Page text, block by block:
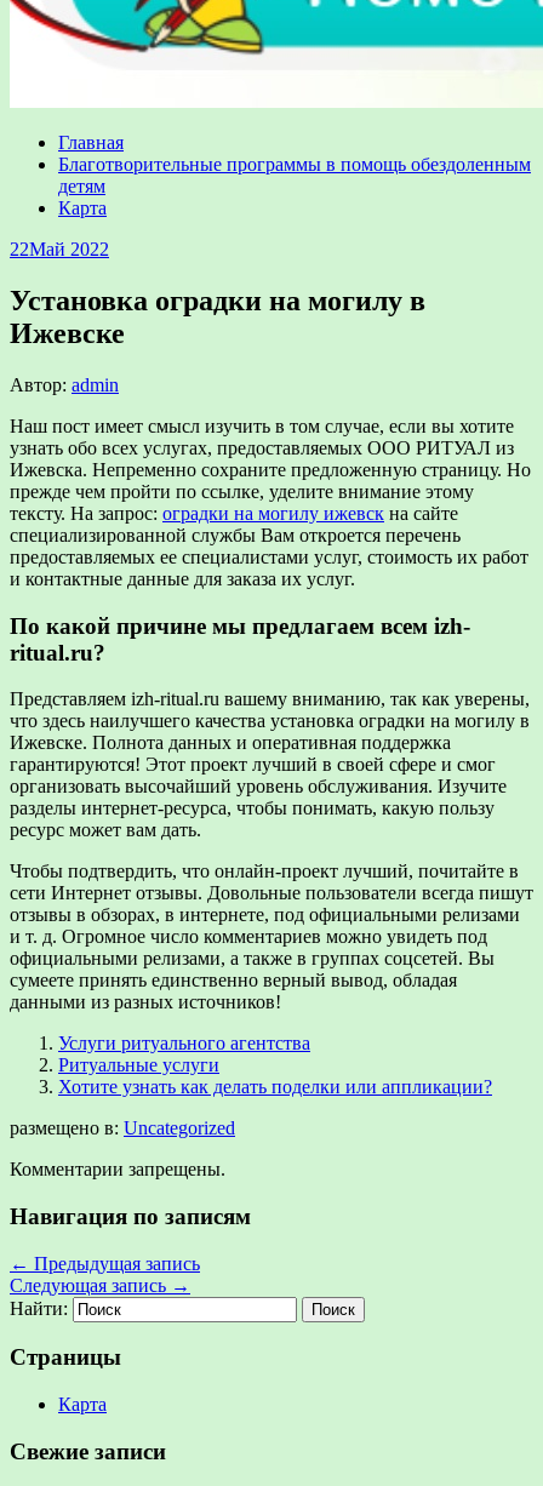
Главная
Благотворительные программы в помощь обездоленным
детям
Карта
22Май 2022
Установка оградки на могилу в
Ижевске
Автор: admin
Наш пост имеет смысл изучить в том случае, если вы хотите
узнать обо всех услугах, предоставляемых ООО РИТУАЛ из
Ижевска. Непременно сохраните предложенную страницу. Но
прежде чем пройти по ссылке, уделите внимание этому
тексту. На запрос: оградки на могилу ижевск на сайте
специализированной службы Вам откроется перечень
предоставляемых ее специалистами услуг, стоимость их работ
и контактные данные для заказа их услуг.
По какой причине мы предлагаем всем izh-
ritual.ru?
Представляем izh-ritual.ru вашему вниманию, так как уверены,
что здесь наилучшего качества установка оградки на могилу в
Ижевске. Полнота данных и оперативная поддержка
гарантируются! Этот проект лучший в своей сфере и смог
организовать высочайший уровень обслуживания. Изучите
разделы интернет-ресурса, чтобы понимать, какую пользу
ресурс может вам дать.
Чтобы подтвердить, что онлайн-проект лучший, почитайте в
сети Интернет отзывы. Довольные пользователи всегда пишут
отзывы в обзорах, в интернете, под официальными релизами
и т. д. Огромное число комментариев можно увидеть под
официальными релизами, а также в группах соцсетей. Вы
сумеете принять единственно верный вывод, обладая
данными из разных источников!
Услуги ритуального агентства
Ритуальные услуги
Хотите узнать как делать поделки или аппликации?
размещено в: Uncategorized
Комментарии запрещены.
Навигация по записям
← Предыдущая запись
Следующая запись →
Найти:
Страницы
Карта
Свежие записи